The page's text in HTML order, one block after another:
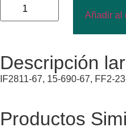
Añadir al
Descripción
IF2811-67, 15-690-67, FF2-
Productos